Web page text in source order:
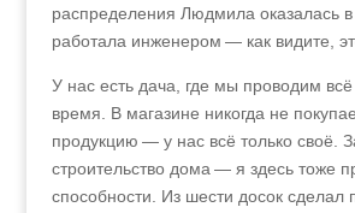
распределения Людмила оказалась в
работала инженером — как видите,
У нас есть дача, где мы проводим
время. В магазине никогда не
продукцию — у нас всё только своё.
строительство дома — я здесь тоже
способности. Из шести досок сделал